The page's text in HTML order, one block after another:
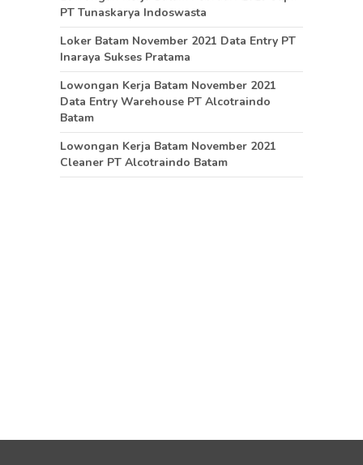
PT Tunaskarya Indoswasta
Loker Batam November 2021 Data Entry PT
Inaraya Sukses Pratama
Lowongan Kerja Batam November 2021
Data Entry Warehouse PT Alcotraindo
Batam
Lowongan Kerja Batam November 2021
Cleaner PT Alcotraindo Batam